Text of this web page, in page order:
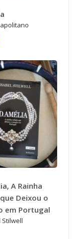
A Rainha
Deixou o
em Portugal
Stilwell